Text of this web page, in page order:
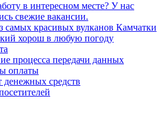
в интересном месте? У нас
свежие вакансии.
самых красивых вулканов Камчатки
хорош в любую погоду
процесса передачи данных
оплаты
денежных средств